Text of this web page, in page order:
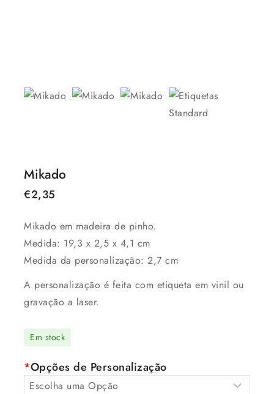
Mikado
€2,35
Mikado em madeira de pinho.
Medida: 19,3 x 2,5 x 4,1 cm
Medida da personalização: 2,7 cm
A personalização é feita com etiqueta em vinil ou
gravação a laser.
Em stock
*Opções de Personalização